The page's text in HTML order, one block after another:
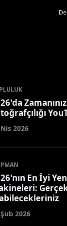
2026
En İyi
2026